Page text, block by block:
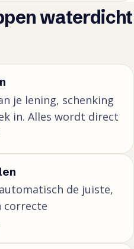
waterdicht
je lening, schenking
in. Alles wordt direct
de juiste,
correcte